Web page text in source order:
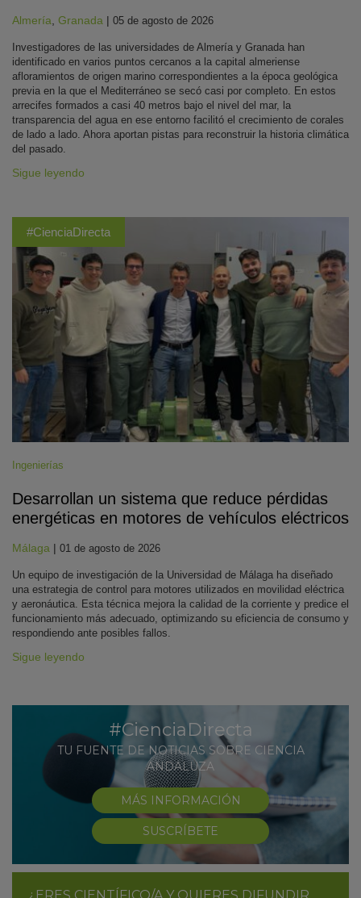
Almería Granada | 05 de agosto de 2026
Investigadores de las universidades de Almería y Granada han
identificado en varios puntos cercanos a la capital almeriense
afloramientos de origen marino correspondientes a la época geológica
previa en la que el Mediterráneo se secó casi por completo. En estos
arrecifes formados a casi 40 metros bajo el nivel del mar, la
transparencia del agua en ese entorno facilitó el crecimiento de corales
de lado a lado. Ahora aportan pistas para reconstruir la historia climática
del pasado.
Sigue leyendo
#CienciaDirecta
Ingenierías
Desarrollan un sistema que reduce pérdidas
energéticas en motores de vehículos eléctricos
Málaga | 01 de agosto de 2026
Un equipo de investigación de la Universidad de Málaga ha diseñado
una estrategia de control para motores utilizados en movilidad eléctrica
y aeronáutica. Esta técnica mejora la calidad de la corriente y predice el
funcionamiento más adecuado, optimizando su eficiencia de consumo y
respondiendo ante posibles fallos.
Sigue leyendo
#CienciaDirecta
TU FUENTE DE NOTICIAS SOBRE CIENCIA
ANDALUZA
MÁS INFORMACIÓN
SUSCRÍBETE
¿ERES CIENTÍFICO/A Y QUIERES DIFUNDIR